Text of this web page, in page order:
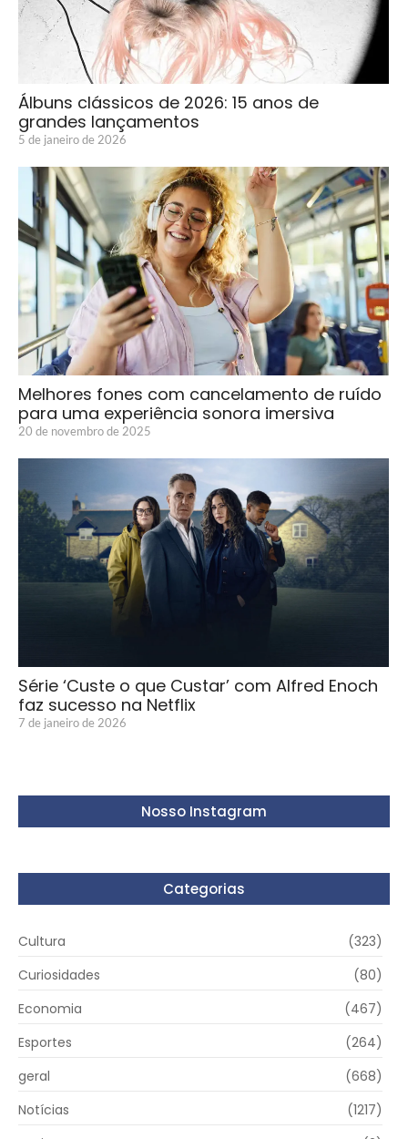
Álbuns clássicos de 2026: 15 anos de
grandes lançamentos
5 de janeiro de 2026
Melhores fones com cancelamento de ruído
para uma experiência sonora imersiva
20 de novembro de 2025
Série ‘Custe o que Custar’ com Alfred Enoch
faz sucesso na Netflix
7 de janeiro de 2026
Nosso Instagram
Categorias
Cultura
(323)
Curiosidades
(80)
Economia
(467)
Esportes
(264)
geral
(668)
Notícias
(1217)